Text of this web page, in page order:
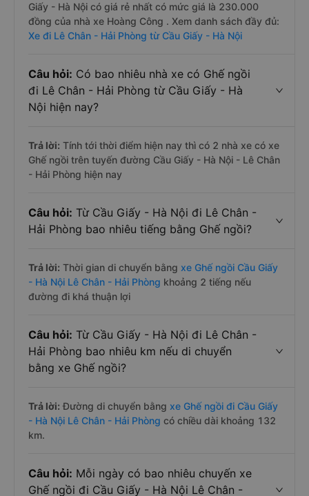
Giấy - Hà Nội có giá rẻ nhất có mức giá là 230.000
đồng của nhà xe Hoàng Công . Xem danh sách đầy đủ:
Xe đi Lê Chân - Hải Phòng từ Cầu Giấy - Hà Nội
Câu hỏi: Có bao nhiêu nhà xe có Ghế ngồi
đi Lê Chân - Hải Phòng từ Cầu Giấy - Hà
Nội hiện nay?
Trả lời: Tính tới thời điểm hiện nay thì có 2 nhà xe có xe
Ghế ngồi trên tuyến đường Cầu Giấy - Hà Nội - Lê Chân
- Hải Phòng hiện nay
Câu hỏi: Từ Cầu Giấy - Hà Nội đi Lê Chân -
Hải Phòng bao nhiêu tiếng bằng Ghế ngồi?
Trả lời: Thời gian di chuyển bằng xe Ghế ngồi Cầu Giấy
- Hà Nội Lê Chân - Hải Phòng khoảng 2 tiếng nếu
đường đi khá thuận lợi
Câu hỏi: Từ Cầu Giấy - Hà Nội đi Lê Chân -
Hải Phòng bao nhiêu km nếu di chuyển
bằng xe Ghế ngồi?
Trả lời: Đường di chuyển bằng xe Ghế ngồi đi Cầu Giấy
- Hà Nội Lê Chân - Hải Phòng có chiều dài khoảng 132
km.
Câu hỏi: Mỗi ngày có bao nhiêu chuyến xe
Ghế ngồi đi Cầu Giấy - Hà Nội Lê Chân -